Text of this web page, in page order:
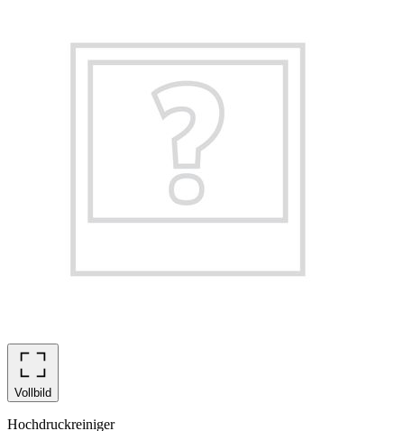
Vollbild
Hochdruckreiniger